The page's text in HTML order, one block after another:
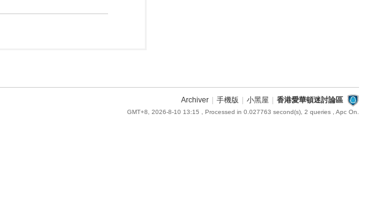
Archiver 手機版 小黑屋 香港愛華頓迷討論區
GMT+8, 2026-8-10 13:15 , Processed in 0.027763 second(s), 2 queries , Apc On.